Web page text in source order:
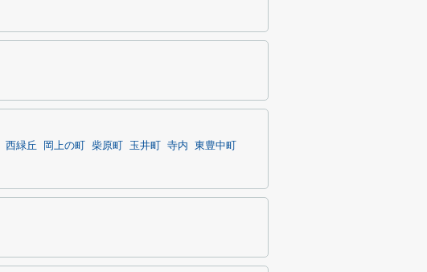
西緑丘 岡上の町 柴原町 玉井町 寺内
東豊中町